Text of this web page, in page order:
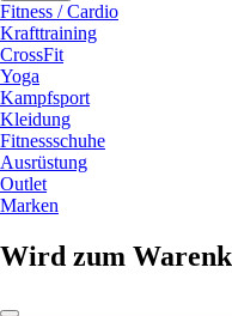
Fitness / Cardio
Krafttraining
CrossFit
Yoga
Kampfsport
Kleidung
Fitnessschuhe
Ausrüstung
Outlet
Marken
Wird zum